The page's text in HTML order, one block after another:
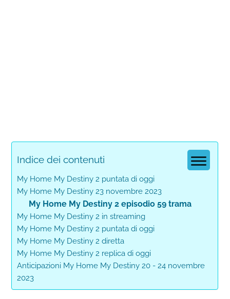
Indice dei contenuti
My Home My Destiny 2 puntata di oggi
My Home My Destiny 23 novembre 2023
My Home My Destiny 2 episodio 59 trama
My Home My Destiny 2 in streaming
My Home My Destiny 2 puntata di oggi
My Home My Destiny 2 diretta
My Home My Destiny 2 replica di oggi
Anticipazioni My Home My Destiny 20 - 24 novembre
2023